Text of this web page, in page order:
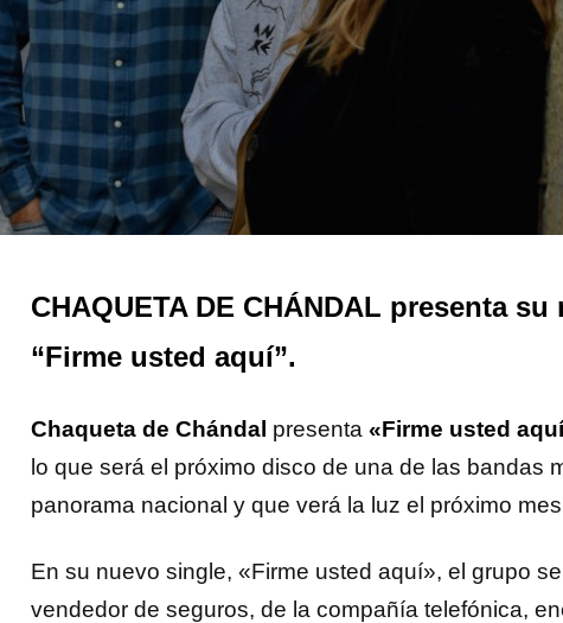
CHAQUETA DE CHÁNDAL presenta
“Firme usted aquí”.
Chaqueta de Chándal presenta «Firme usted aquí
lo que será el próximo disco de una de las bandas
panorama nacional y que verá la luz el próximo
En su nuevo single, «Firme usted aquí», el grupo
vendedor de seguros, de la compañía telefónica,